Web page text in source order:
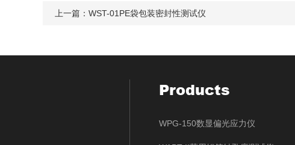
上一篇： WST-01PE袋包装密封性测试仪
Products
WPG-150数显偏光应力仪